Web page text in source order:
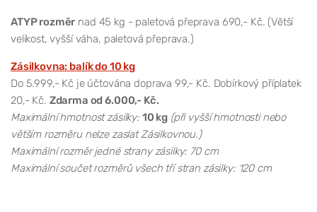
ATYP rozměr nad 45 kg - paletová přeprava 690,- Kč. (Větší
velikost, vyšší váha, paletová přeprava.)
Zásilkovna: balík do 10 kg
Do 5.999,- Kč je účtována doprava 99,- Kč. Dobírkový příplatek
20,- Kč. Zdarma od 6.000,- Kč.
Maximální hmotnost zásilky: 10 kg (při vyšší hmotnosti nebo
větším rozměru nelze zaslat Zásilkovnou.)
Maximální rozměr jedné strany zásilky: 70 cm
Maximální součet rozměrů všech tří stran zásilky: 120 cm